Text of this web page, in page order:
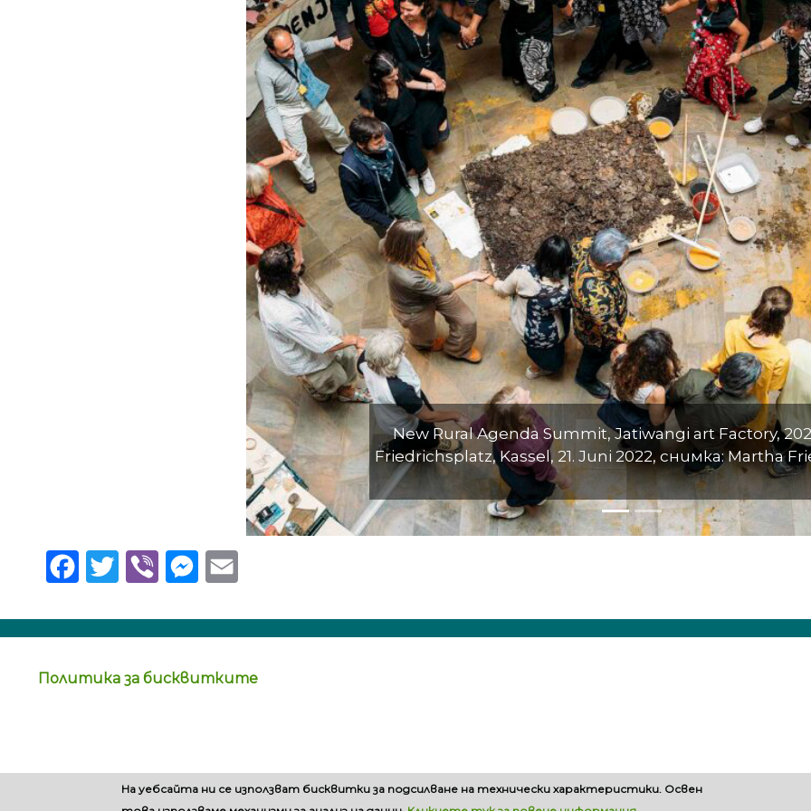
New Rural Agenda Summit, Jatiwangi art Factory,
Friedrichsplatz, Kassel, 21. Juni 2022, снимка: Martha
Previous
FacebookTwitterViber Messenger
Политика за бисквитките
На уебсайта ни се използват бисквитки за подсилване на технически характеристики. Освен